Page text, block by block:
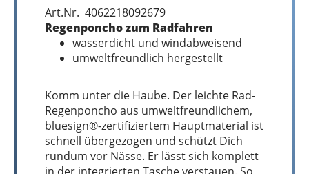
Art.Nr. 4062218092679
Regenponcho zum Radfahren
wasserdicht und windabweisend
umweltfreundlich hergestellt
Komm unter die Haube. Der leichte Rad-
Regenponcho aus umweltfreundlichem,
bluesign®-zertifiziertem Hauptmaterial ist
schnell übergezogen und schützt Dich
rundum vor Nässe. Er lässt sich komplett
in der integrierten Tasche verstauen. So